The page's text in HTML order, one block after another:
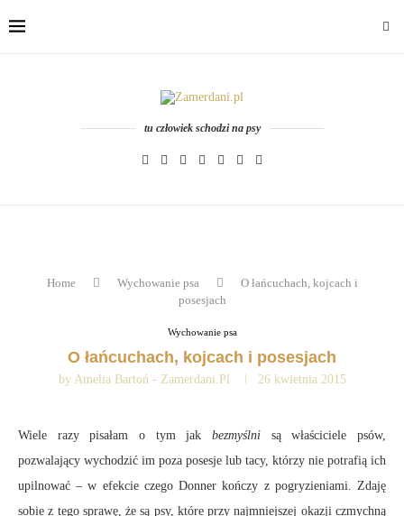
tu człowiek schodzi na psy
Home Wychowanie psa
O łańcuchach, kojcach i
posesjach
Wychowanie psa
O łańcuchach, kojcach i posesjach
by Amelia Bartoń - Zamerdani.pl 26 kwietnia 2015
Wiele razy pisałam o tym jak bezmyślni są właściciele psów,
pozwalający wychodzić im poza posesje lub tacy, którzy nie potrafią ich
upilnować – w efekcie czego Donner kończy z pogryzieniami. Zdaję
sobie z tego sprawę, że są psy, które przy najmniejszej okazji czmychną